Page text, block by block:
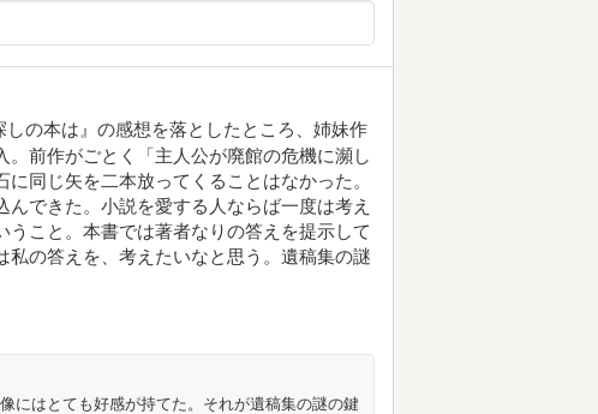
本は』の感想を落としたところ、姉妹作
前作がごとく「主人公が廃館の危機に瀕し
同じ矢を二本放ってくることはなかった。
できた。小説を愛する人ならば一度は考え
こと。本書では著者なりの答えを提示して
私の答えを、考えたいなと思う。遺稿集の謎
にはとても好感が持てた。それが遺稿集の謎の鍵